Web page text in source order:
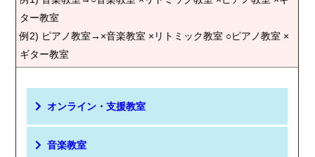
ター教室
例2) ピアノ教室→×音楽教室 ×リトミック教室 ○ピアノ教室 ×
ギター教室
オンライン・支援教室
音楽教室